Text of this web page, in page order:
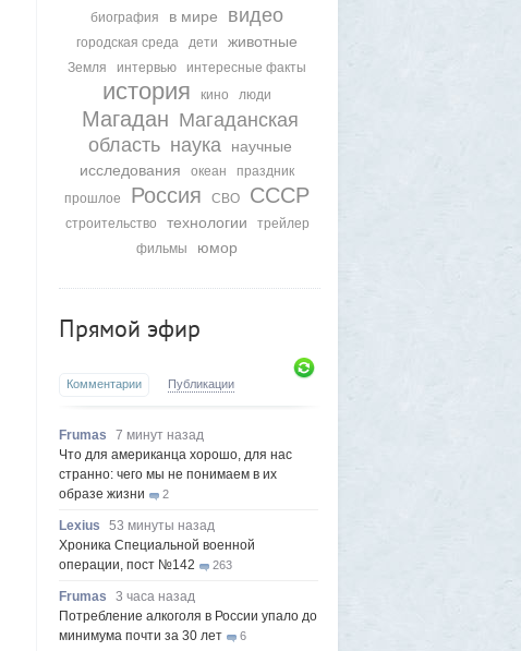
биография
в мире видео
городская среда дети животные
Земля интервью интересные факты
история кино люди
Магадан Магаданская
область наука
научные
исследования
океан
праздник
прошлое
Россия СВО СССР
строительство технологии
трейлер
фильмы
юмор
Прямой эфир
Комментарии Публикации
Frumas
7 минут назад
Что для американца хорошо, для нас
странно: чего мы не понимаем в их
образе жизни
2
Lexius
53 минуты назад
Хроника Специальной военной
операции, пост №142
263
Frumas
3 часа назад
Потребление алкоголя в России упало до
минимума почти за 30 лет
6